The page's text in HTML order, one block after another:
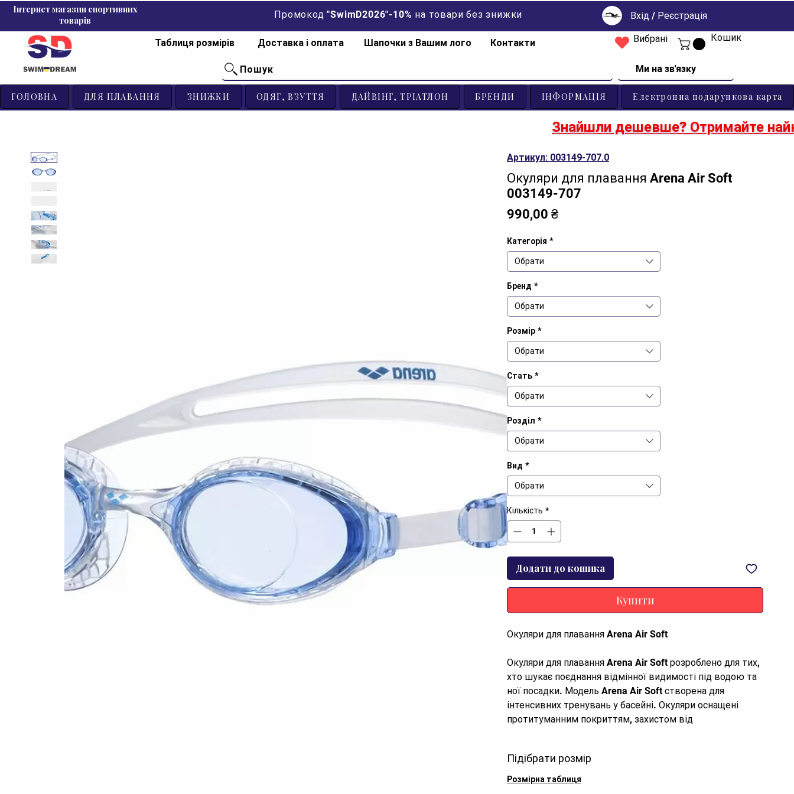
Інтернет магазин спортивних
товарів
Промокод "SwimD2026"-10% на товари без знижки Вхід / Реєстрація
Таблиця розмірів Доставка і оплата Шапочки з Вашим лого Контакти Вибрані Кошик
Пошук Ми на зв'язку
ГОЛОВНА ДЛЯ ПЛАВАННЯ ЗНИЖКИ ОДЯГ, ВЗУТТЯ ДАЙВІНГ, ТРІАТЛОН БРЕНДИ ІНФОРМАЦІЯ Електронна подарункова карта
Артикул: 003149-707.0
Окуляри для плавання Arena Air Soft
003149-707
990,00 ₴Ціна
Категорія *
Обрати
Бренд *
Обрати
Розмір *
Обрати
Стать *
Обрати
Розділ *
Обрати
Вид *
Обрати
Кількість *
Додати до кошика
Купити
Окуляри для плавання Arena Air Soft
Окуляри для плавання Arena Air Soft розроблено для тих,
хто шукає поєднання відмінної видимості під водою та
ної посадки. Модель Arena Air Soft створена для
інтенсивних тренувань у басейні. Окуляри оснащені
протитуманним покриттям, захистом від
Модель Arena Air Soft оснащена фіксованим носиком,
який стабілізує окуляри навіть під час динамічних рухів і
Підібрати розмір
Розмірна таблиця
Знайшли дешевше? Отримайте